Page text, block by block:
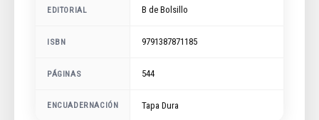
EDITORIAL B de Bolsillo
ISBN 9791387871185
PÁGINAS 544
ENCUADERNACIÓN Tapa Dura